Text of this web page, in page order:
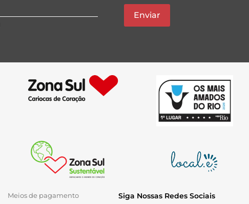
Enviar
Meios de pagamento Siga Nossas Redes Sociais